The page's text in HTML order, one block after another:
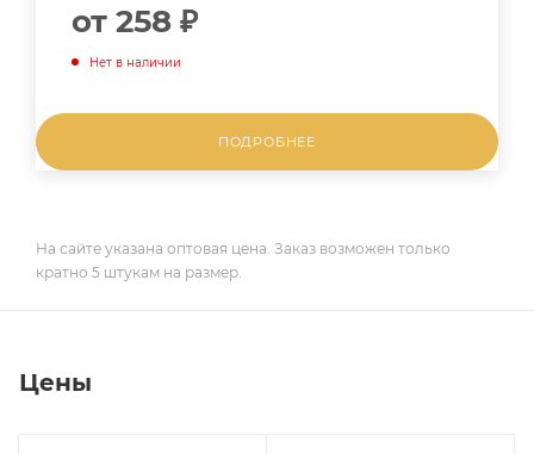
от 258 ₽
Нет в наличии
ПОДРОБНЕЕ
На сайте указана оптовая цена. Заказ возможен только
кратно 5 штукам на размер.
Цены